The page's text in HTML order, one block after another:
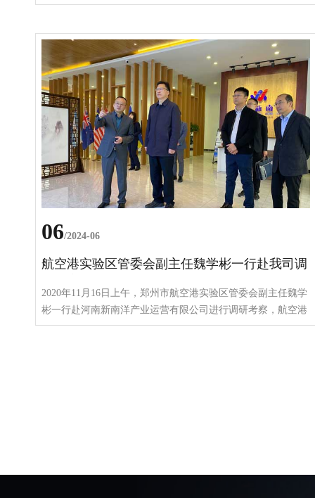
Choy）一行到访科创集团下属河南新南洋产业运营管理有限公
州台湾科技园、上海宏舜公司等相关人员参加调研活动，新南
洋副
06/2024-06
航空港实验区管委会副主任魏学彬一行赴我司调
2020年11月16日上午，郑州市航空港实验区管委会副主任魏学
彬一行赴河南新南洋产业运营有限公司进行调研考察，航空港
实验区口岸业务服务局局长张波陪同调研，河南新南洋运营管